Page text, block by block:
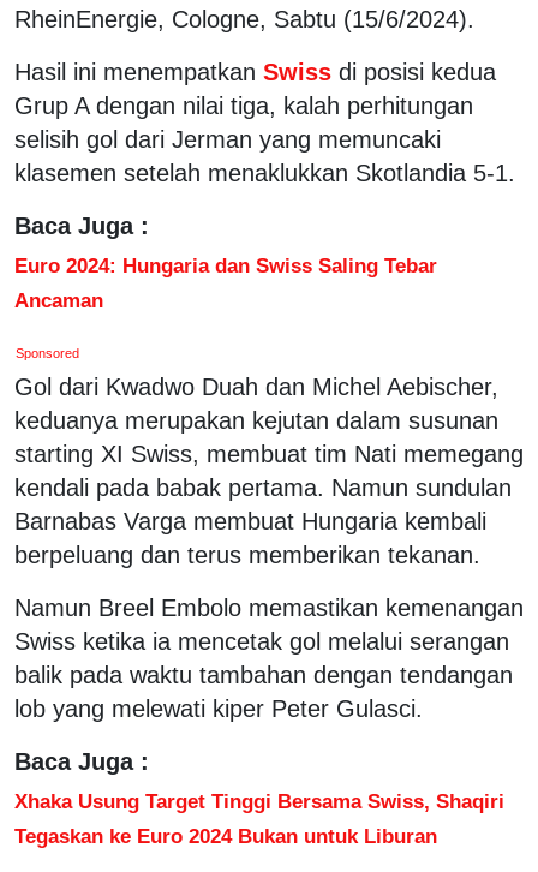
RheinEnergie, Cologne, Sabtu (15/6/2024).
Hasil ini menempatkan Swiss di posisi kedua
Grup A dengan nilai tiga, kalah perhitungan
selisih gol dari Jerman yang memuncaki
klasemen setelah menaklukkan Skotlandia 5-1.
Baca Juga :
Euro 2024: Hungaria dan Swiss Saling Tebar
Ancaman
Sponsored
Gol dari Kwadwo Duah dan Michel Aebischer,
keduanya merupakan kejutan dalam susunan
starting XI Swiss, membuat tim Nati memegang
kendali pada babak pertama. Namun sundulan
Barnabas Varga membuat Hungaria kembali
berpeluang dan terus memberikan tekanan.
Namun Breel Embolo memastikan kemenangan
Swiss ketika ia mencetak gol melalui serangan
balik pada waktu tambahan dengan tendangan
lob yang melewati kiper Peter Gulasci.
Baca Juga :
Xhaka Usung Target Tinggi Bersama Swiss, Shaqiri
Tegaskan ke Euro 2024 Bukan untuk Liburan